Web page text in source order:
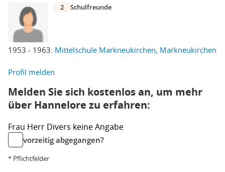
1953 - 1963: Mittelschule Markneukirchen, Markneukirchen
2 Schulfreunde
Profil melden
Melden Sie sich kostenlos an, um mehr
über Hannelore zu erfahren:
Frau Herr Divers keine Angabe
vorzeitig abgegangen?
* Pflichtfelder